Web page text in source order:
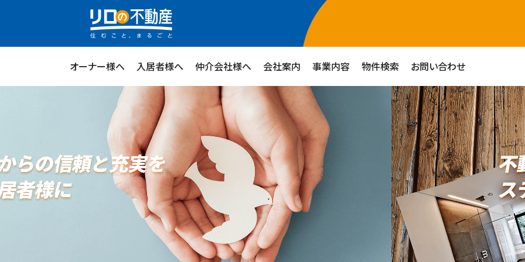
テージプランナーオーナー様へ 入居者様へ 仲介会社様へ 会社案内 事業内容 物件検索 お問い合わせ